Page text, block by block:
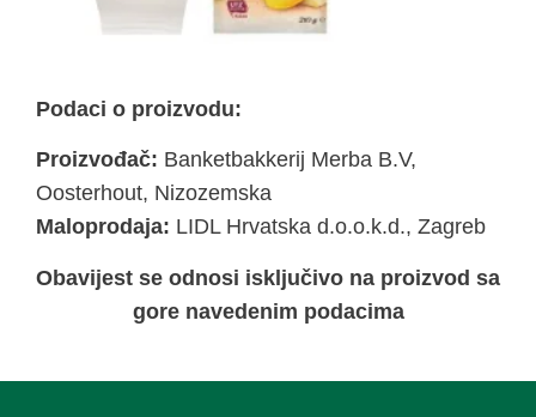
Podaci o proizvodu:
Proizvođač: Banketbakkerij Merba B.V,
Oosterhout, Nizozemska
Maloprodaja: LIDL Hrvatska d.o.o.k.d., Zagreb
Obavijest se odnosi isključivo na proizvod sa
gore navedenim podacima